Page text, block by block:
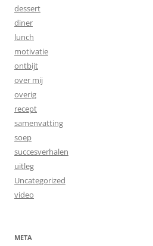
dessert
diner
lunch
motivatie
ontbijt
over mij
overig
recept
samenvatting
soep
succesverhalen
uitleg
Uncategorized
video
META